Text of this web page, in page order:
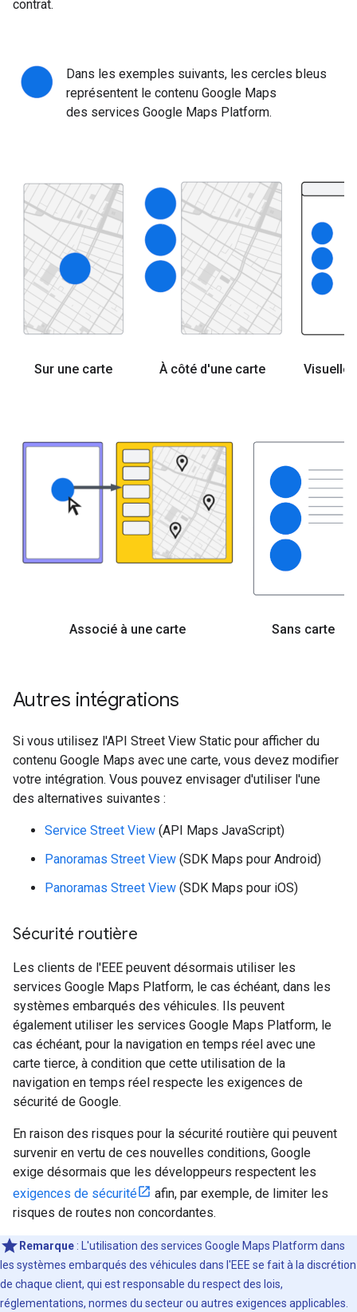
contrat.
Dans les exemples suivants, les cercles bleus
représentent le contenu Google Maps
des services Google Maps Platform.
Sur une carte À côté d'une carte
Associé à une carte Sans carte
Autres intégrations
Si vous utilisez l'API Street View Static pour afficher du
contenu Google Maps avec une carte, vous devez modifier
votre intégration. Vous pouvez envisager d'utiliser l'une
des alternatives suivantes :
Service Street View (API Maps JavaScript)
Panoramas Street View (SDK Maps pour Android)
Panoramas Street View (SDK Maps pour iOS)
Sécurité routière
Les clients de l'EEE peuvent désormais utiliser les
services Google Maps Platform, le cas échéant, dans les
systèmes embarqués des véhicules. Ils peuvent
également utiliser les services Google Maps Platform, le
cas échéant, pour la navigation en temps réel avec une
carte tierce, à condition que cette utilisation de la
navigation en temps réel respecte les exigences de
sécurité de Google.
En raison des risques pour la sécurité routière qui peuvent
survenir en vertu de ces nouvelles conditions, Google
exige désormais que les développeurs respectent les
exigences de sécurité
afin, par exemple, de limiter les
risques de routes non concordantes.
Remarque : L'utilisation des services Google Maps Platform dans
les systèmes embarqués des véhicules dans l'EEE se fait à la discrétion
de chaque client, qui est responsable du respect des lois,
réglementations, normes du secteur ou autres exigences applicables.